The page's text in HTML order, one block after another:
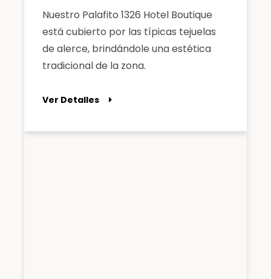
Nuestro Palafito 1326 Hotel Boutique
está cubierto por las típicas tejuelas
de alerce, brindándole una estética
tradicional de la zona.
Ver Detalles